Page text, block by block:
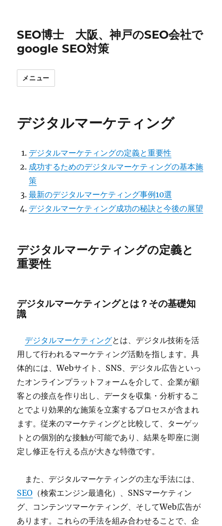
SEO博士 大阪、神戸のSEO会社で
google SEO対策
メニュー
デジタルマーケティング
デジタルマーケティングの定義と重要性
成功するためのデジタルマーケティングの基本施
策
最新のデジタルマーケティング事例10選
デジタルマーケティング成功の秘訣と今後の展望
デジタルマーケティングの定義と
重要性
デジタルマーケティングとは？その基礎知
識
デジタルマーケティングとは、デジタル技術を活
用して行われるマーケティング活動を指します。具
体的には、Webサイト、SNS、デジタル広告といっ
たオンラインプラットフォームを介して、企業が顧
客との接点を作り出し、データを収集・分析するこ
とでより効果的な施策を立案するプロセスが含まれ
ます。従来のマーケティングと比較して、ターゲッ
トとの個別的な接触が可能であり、結果を即座に測
定し修正を行える点が大きな特徴です。
また、デジタルマーケティングの主な手法には、
SEO （検索エンジン最適化）、SNSマーケティン
グ、コンテンツマーケティング、そしてWeb広告が
あります。これらの手法を組み合わせることで、企